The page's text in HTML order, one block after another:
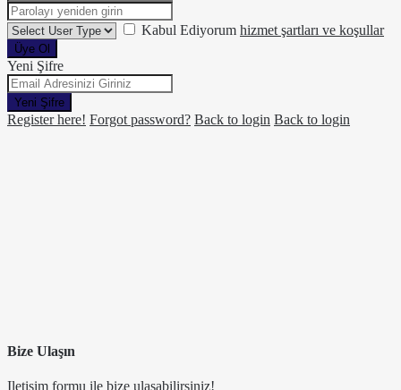
Kabul Ediyorum hizmet şartları ve koşullar
Üye Ol
Yeni Şifre
Yeni Şifre
Register here! Forgot password? Back to login Back to login
Bize Ulaşın
Iletisim formu ile bize ulaşabilirsiniz!